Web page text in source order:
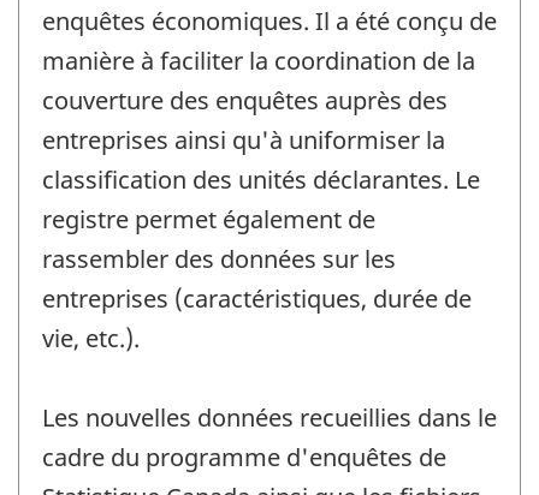
enquêtes économiques. Il a été conçu de
manière à faciliter la coordination de la
couverture des enquêtes auprès des
entreprises ainsi qu'à uniformiser la
classification des unités déclarantes. Le
registre permet également de
rassembler des données sur les
entreprises (caractéristiques, durée de
vie, etc.).
Les nouvelles données recueillies dans le
cadre du programme d'enquêtes de